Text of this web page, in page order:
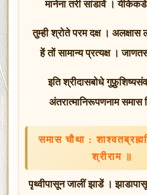
मानेना तरी सांडावें ।
तुम्ही श्रोते परम दक्ष । अलक्षास
हें तों सामान्य प्रत्यक्ष ।
इति श्रीदासबोधे
अंतरात्मानिरूपणनाम समास
समास चौथा :
श्रीराम ॥
पृथ्वीपासून जालीं झाडें ।